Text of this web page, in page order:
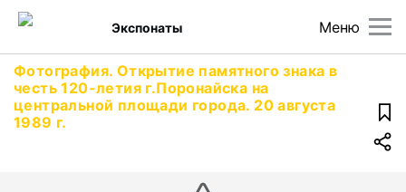
Меню
Экспонаты
Фотография. Открытие памятного знака в
честь 120-летия г.Поронайска на
центральной площади города. 20 августа
1989 г.